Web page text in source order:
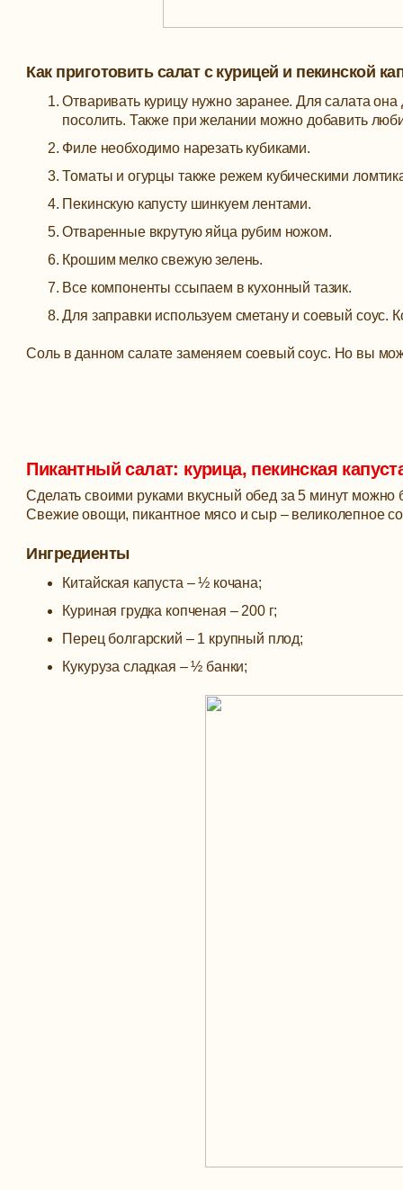
Как приготовить салат с курицей и пекинской
Отваривать курицу нужно заранее. Для салата
посолить. Также при желании можно добавить
Филе необходимо нарезать кубиками.
Томаты и огурцы также режем кубическими
Пекинскую капусту шинкуем лентами.
Отваренные вкрутую яйца рубим ножом.
Крошим мелко свежую зелень.
Все компоненты ссыпаем в кухонный тазик.
Для заправки используем сметану и соевый соус.
Соль в данном салате заменяем соевый соус. Но вы
Пикантный салат: курица, пекинская
Сделать своими руками вкусный обед за 5 минут можно
Свежие овощи, пикантное мясо и сыр – великолепное
Ингредиенты
Китайская капуста – ½ кочана;
Куриная грудка копченая – 200 г;
Перец болгарский – 1 крупный плод;
Кукуруза сладкая – ½ банки;